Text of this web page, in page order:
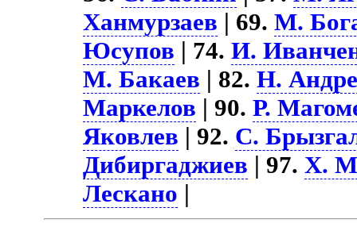
Ханмурзаев | 69.М.
Юсупов | 74.И.
М. Бакаев | 82.Н.
Маркелов | 90.Р.
Яковлев | 92. С.
Дибиргаджиев | 97.Х.
Лескано |